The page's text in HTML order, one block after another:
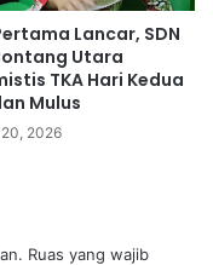
Lancar, SDN
Utara
TKA Hari Kedua
Mulus
2026
Ruas yang wajib